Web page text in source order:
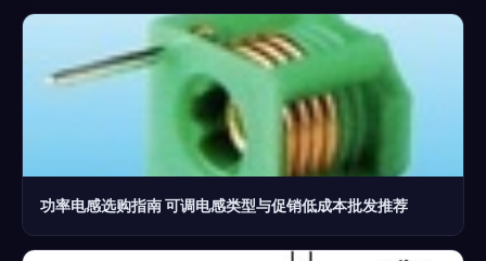
功率电感选购指南 可调电感类型与促销低成本批发推荐